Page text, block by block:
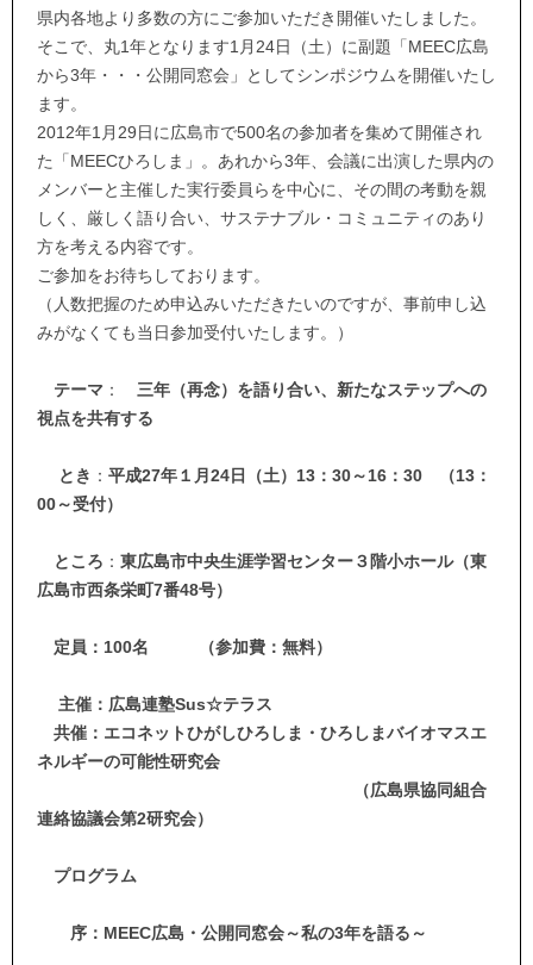
県内各地より多数の方にご参加いただき開催いたしました。
そこで、丸1年となります1月24日（土）に副題「MEEC広島
から3年・・・公開同窓会」としてシンポジウムを開催いたし
ます。
2012年1月29日に広島市で500名の参加者を集めて開催され
た「MEECひろしま」。あれから3年、会議に出演した県内の
メンバーと主催した実行委員らを中心に、その間の考動を親
しく、厳しく語り合い、サステナブル・コミュニティのあり
方を考える内容です。
ご参加をお待ちしております。
（人数把握のため申込みいただきたいのですが、事前申し込
みがなくても当日参加受付いたします。）
テーマ ：
三年（再念）を語り合い、新たなステップへの
視点を共有する
とき ： 平成27年１月24日（土）13：30～16：30 （13：
00～受付）
ところ ： 東広島市中央生涯学習センター３階小ホール（東
広島市西条栄町7番48号）
定員：100名 （参加費：無料）
主催：広島連塾Sus☆テラス
共催：エコネットひがしひろしま・ひろしまバイオマスエ
ネルギーの可能性研究会
（広島県協同組合
連絡協議会第2研究会）
プログラム
序 ：MEEC広島・公開同窓会～私の3年を語る～